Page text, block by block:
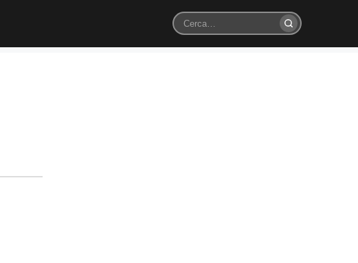
Cerca